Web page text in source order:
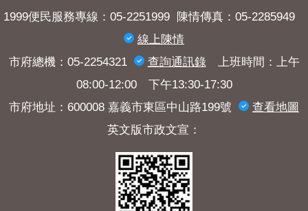
1999便民服務專線：05-2251999 陳情傳真：05-2285949
線上陳情
市府總機：05-2254321
查詢​通訊錄上班時間：上午
08:00-12:00 下午13:30-17:30
市府地址：600008 嘉義市東區中山路199號
查看地圖
英文版市政文宣：